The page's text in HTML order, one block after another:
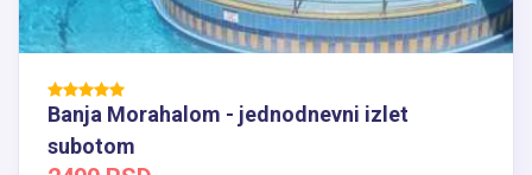
Banja Morahalom - jednodnevni izlet
subotom